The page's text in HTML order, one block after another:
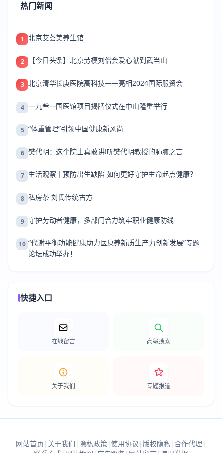
热门新闻
1 北京艾荟美养生馆
2 【今日头条】北京劳模刘僧会爱心献到武当山
3 北京清华长庚医院高科技——亮相2024国际服贸会
4 一九叁一国医馆项目揭牌仪式在中山隆重举行
5 “体重管理”引领中国健康新风尚
6 樊代明：这个院士真敢讲!听樊代明教授的肺腑之言
7 生活观察丨预防出生缺陷 如何更好守护生命起点健康？
8 私房茶 刘氏传统古方
9 守护劳动者健康，多部门合力筑牢职业健康防线
10 “代谢平衡功能健康助力医康养新质生产力创新发展”专题
论坛成功举办！
快捷入口
在线留言 高级搜索
关于我们 专题报道
网站首页 | 关于我们 | 隐私政策| 使用协议 | 版权隐私 | 合作代理 |